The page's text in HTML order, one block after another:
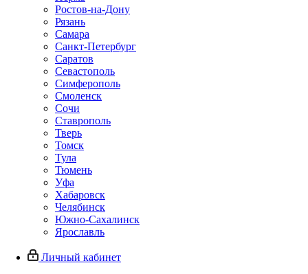
Ростов-на-Дону
Рязань
Самара
Санкт-Петербург
Саратов
Севастополь
Симферополь
Смоленск
Сочи
Ставрополь
Тверь
Томск
Тула
Тюмень
Уфа
Хабаровск
Челябинск
Южно-Сахалинск
Ярославль
Личный кабинет